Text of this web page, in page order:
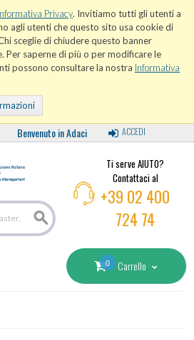
Privacy. Invitiamo tutti gli utenti a
agli utenti che questo sito usa cookie di
sceglie di chiudere questo banner
Per saperne di più o per modificare le
possono consultare la nostra Informativa
Benvenuto in Adaci ACCEDI
Ti serve AIUTO?
Contattaci al
+39 02 400
724 74
0 Carrello